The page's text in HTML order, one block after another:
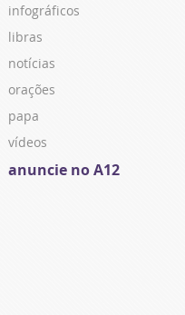
infográficos
libras
notícias
orações
papa
vídeos
anuncie no A12